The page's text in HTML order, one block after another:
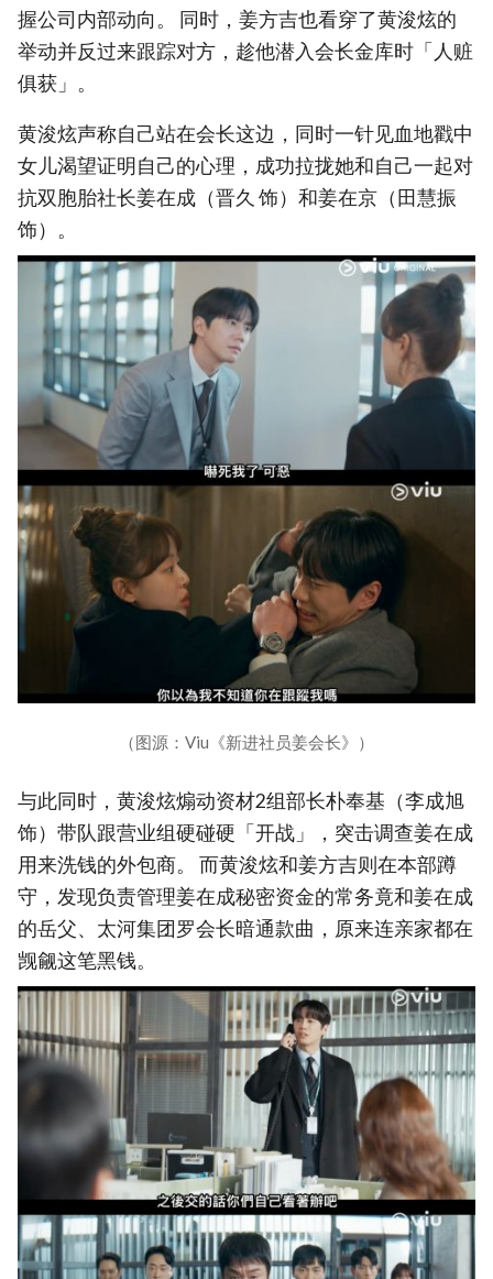
握公司内部动向。 同时，姜方吉也看穿了黄浚炫的
举动并反过来跟踪对方，趁他潜入会长金库时「人赃
俱获」。
黄浚炫声称自己站在会长这边，同时一针见血地戳中
女儿渴望证明自己的心理，成功拉拢她和自己一起对
抗双胞胎社长姜在成（晋久 饰）和姜在京（田慧振
饰）。
（图源：Viu《新进社员姜会长》）
与此同时，黄浚炫煽动资材2组部长朴奉基（李成旭
饰）带队跟营业组硬碰硬「开战」，突击调查姜在成
用来洗钱的外包商。 而黄浚炫和姜方吉则在本部蹲
守，发现负责管理姜在成秘密资金的常务竟和姜在成
的岳父、太河集团罗会长暗通款曲，原来连亲家都在
觊觎这笔黑钱。